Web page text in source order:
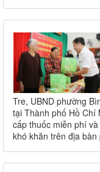
Tre, UBND phường
tại Thành phố Hồ Chí
cấp thuốc miễn phí
khó khăn trên địa bàn